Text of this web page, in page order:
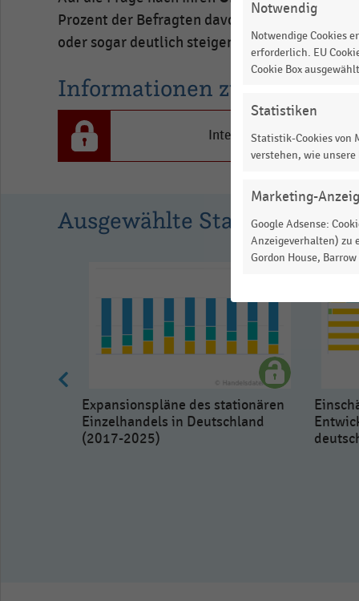
Prozent.
Range:
to
Prozent der Befragten davon aus, dass die
oder sogar deutlich steigen werden(26
Informationen zur Statistik
Interesse an den
Ausgewählte Statistiken
Expansionspläne des stationären
Einzelhandels in Deutschland
(2017-2025)
Notwendig
Notwendige Cookies
erforderlich. EU
Cookie Box
Statistiken
Statistik-Cookies von
verstehen, wie
Marketing-
Google Adsense:
Anzeigeverhalten) zu
Gordon House,